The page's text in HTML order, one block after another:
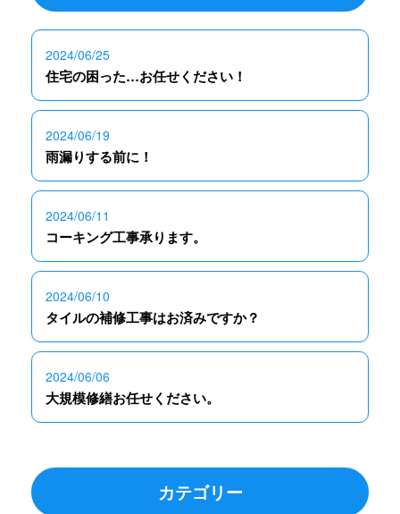
2024/06/25
住宅の困った…お任せください！
2024/06/19
雨漏りする前に！
2024/06/11
コーキング工事承ります。
2024/06/10
タイルの補修工事はお済みですか？
2024/06/06
大規模修繕お任せください。
カテゴリー